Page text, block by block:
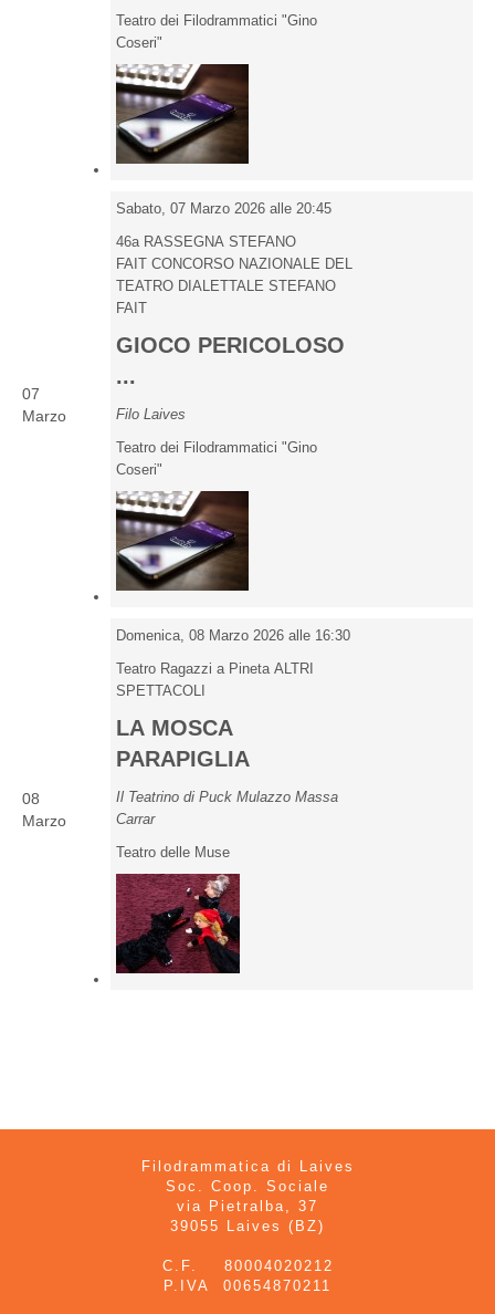
Teatro dei Filodrammatici "Gino
Coseri"
07
Marzo
Sabato, 07 Marzo 2026 alle 20:45
46a RASSEGNA STEFANO
FAIT CONCORSO NAZIONALE DEL
TEATRO DIALETTALE STEFANO
FAIT
GIOCO PERICOLOSO
...
Filo Laives
Teatro dei Filodrammatici "Gino
Coseri"
08
Marzo
Domenica, 08 Marzo 2026 alle 16:30
Teatro Ragazzi a Pineta ALTRI
SPETTACOLI
LA MOSCA
PARAPIGLIA
Il Teatrino di Puck Mulazzo Massa
Carrar
Teatro delle Muse
Filodrammatica di Laives
Soc. Coop. Sociale
via Pietralba, 37
39055 Laives (BZ)
C.F. 80004020212
P.IVA 00654870211